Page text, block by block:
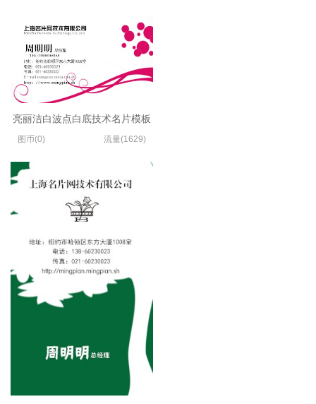
亮丽洁白波点白底技术名片模板
图币(0) 流量(1629)